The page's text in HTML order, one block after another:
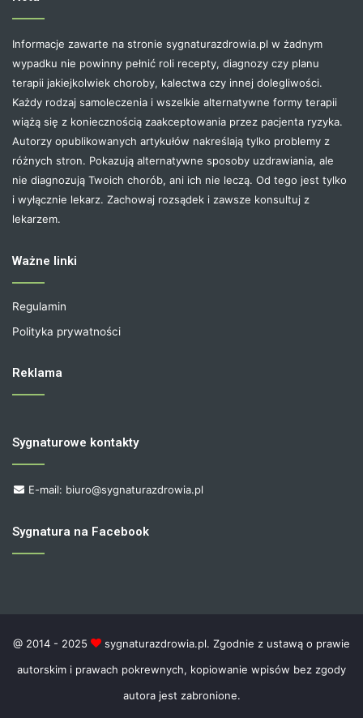
Informacje zawarte na stronie sygnaturazdrowia.pl w żadnym
wypadku nie powinny pełnić roli recepty, diagnozy czy planu
terapii jakiejkolwiek choroby, kalectwa czy innej dolegliwości.
Każdy rodzaj samoleczenia i wszelkie alternatywne formy terapii
wiążą się z koniecznością zaakceptowania przez pacjenta ryzyka.
Autorzy opublikowanych artykułów nakreślają tylko problemy z
różnych stron. Pokazują alternatywne sposoby uzdrawiania, ale
nie diagnozują Twoich chorób, ani ich nie leczą. Od tego jest tylko
i wyłącznie lekarz. Zachowaj rozsądek i zawsze konsultuj z
lekarzem.
Ważne linki
Regulamin
Polityka prywatności
Reklama
Sygnaturowe kontakty
E-mail: biuro@sygnaturazdrowia.pl
Sygnatura na Facebook
@ 2014 - 2025
sygnaturazdrowia.pl. Zgodnie z ustawą o prawie
autorskim i prawach pokrewnych, kopiowanie wpisów bez zgody
autora jest zabronione.